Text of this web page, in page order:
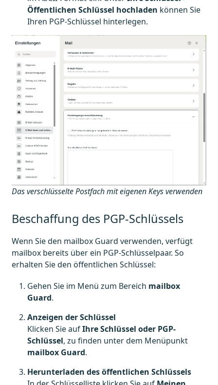
Öffentlichen Schlüssel hochladen können Sie
Ihren PGP-Schlüssel hinterlegen.
Das verschlüsselte Postfach mit eigenen Keys verwenden
Beschaffung des PGP-Schlüssels
Wenn Sie den mailbox Guard verwenden, verfügt
mailbox bereits über ein PGP-Schlüsselpaar. So
erhalten Sie den öffentlichen Schlüssel:
Gehen Sie im Menü zum Bereich mailbox
Guard.
Anzeigen der Schlüssel
Klicken Sie aufIhre Schlüssel oder PGP-
Schlüssel, zu finden unter dem Menüpunkt
mailbox Guard.
Herunterladen des öffentlichen Schlüssels